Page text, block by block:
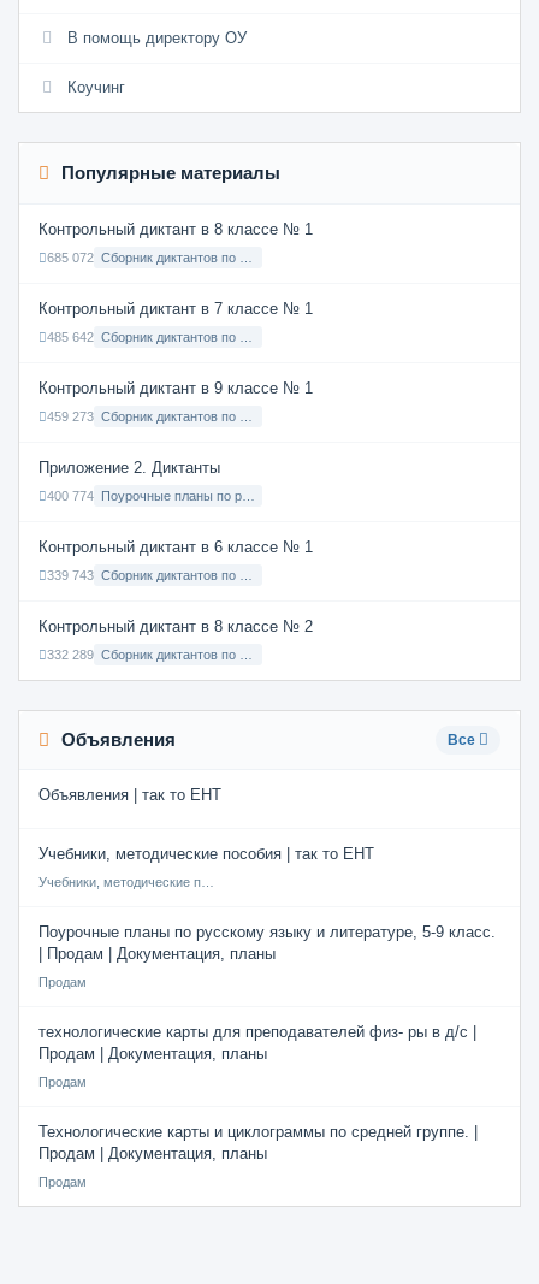
В помощь директору ОУ
Коучинг
Популярные материалы
Контрольный диктант в 8 классе № 1
685 072
Контрольный диктант в 7 классе № 1
485 642
Контрольный диктант в 9 классе № 1
459 273
Приложение 2. Диктанты
400 774
Контрольный диктант в 6 классе № 1
339 743
Контрольный диктант в 8 классе № 2
332 289
Объявления Все
Объявления | так то ЕНТ
Учебники, методические пособия | так то ЕНТ
Поурочные планы по русскому языку и литературе, 5-9 класс.
| Продам | Документация, планы
Продам
технологические карты для преподавателей физ- ры в д/с |
Продам | Документация, планы
Продам
Технологические карты и циклограммы по средней группе. |
Продам | Документация, планы
Продам